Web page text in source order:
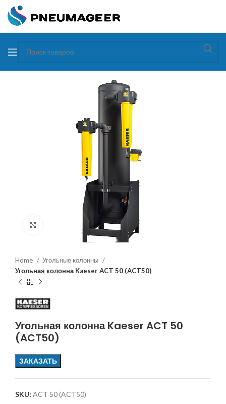
Home
Угольные колонны
Угольная колонна Kaeser ACT 50 (ACT50)
Угольная колонна Kaeser ACT 50
(ACT50)
ЗАКАЗАТЬ
SKU: ACT 50 (ACT50)